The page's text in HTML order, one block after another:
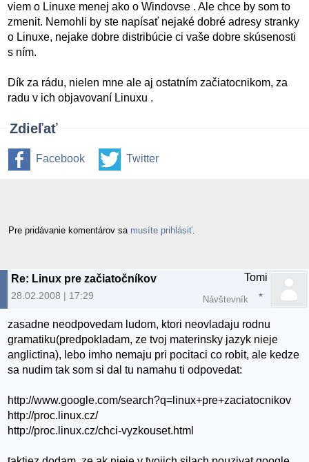
viem o Linuxe menej ako o Windovse . Ale chce by som to
zmenit. Nemohli by ste napísať nejaké dobré adresy stranky
o Linuxe, nejake dobre distribúcie ci vaše dobre skúsenosti
s ním.
Dík za rádu, nielen mne ale aj ostatním začiatocnikom, za
radu v ich objavovaní Linuxu .
Zdieľať
Facebook Twitter
Pre pridávanie komentárov sa musíte prihlásiť
Re: Linux pre začiatočníkov
28.02.2008 | 17:29
Tomi
Návštevník
zasadne neodpovedam ludom, ktori neovladaju rodnu
gramatiku(predpokladam, ze tvoj materinsky jazyk nieje
anglictina), lebo imho nemaju pri pocitaci co robit, ale kedze
sa nudim tak som si dal tu namahu ti odpovedat:
http://www.google.com/search?q=linux+pre+zaciatocnikov
http://proc.linux.cz/
http://proc.linux.cz/chci-vyzkouset.html